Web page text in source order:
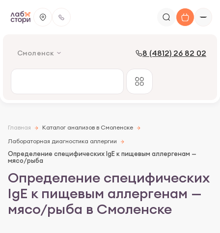
Смоленск 8 (4812) 26 82 02
Главная
Каталог анализов в Смоленске
Лабораторная диагностика аллергии
Определение специфических IgE к пищевым аллергенам —
мясо/рыба
Определение специфических
IgE к пищевым аллергенам —
мясо/рыба в Смоленске